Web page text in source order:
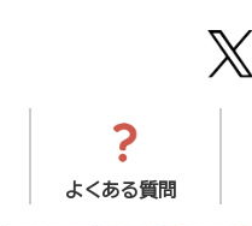
よくある質問